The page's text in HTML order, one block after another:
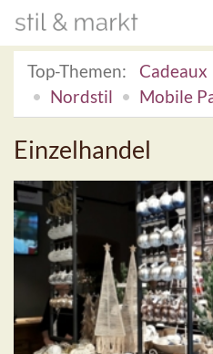
Top-Themen:
Cadeaux
Nordstil
Mobile
Einzelhandel